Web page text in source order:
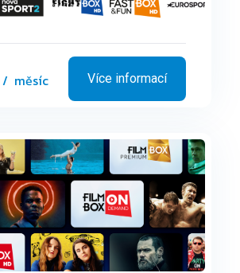
/ měsíc Více informací